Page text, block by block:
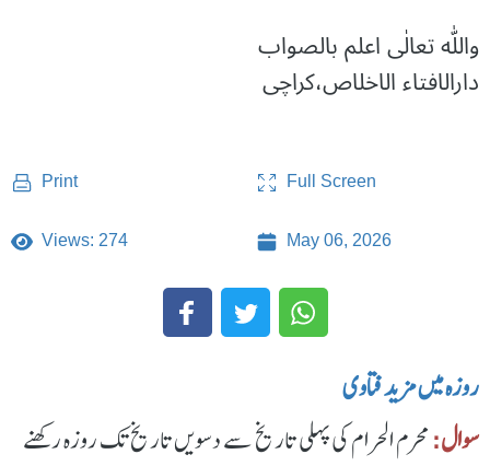
واللّٰه تعالٰی اعلم بالصواب
دارالافتاء الاخلاص،کراچی
Print Full Screen
Views: 274 May 06, 2026
روزہ میں مزید فتاوی
سوال:محرم الحرام کی پہلی تاریخ سے دسویں تاریخ تک روزہ رکھنے